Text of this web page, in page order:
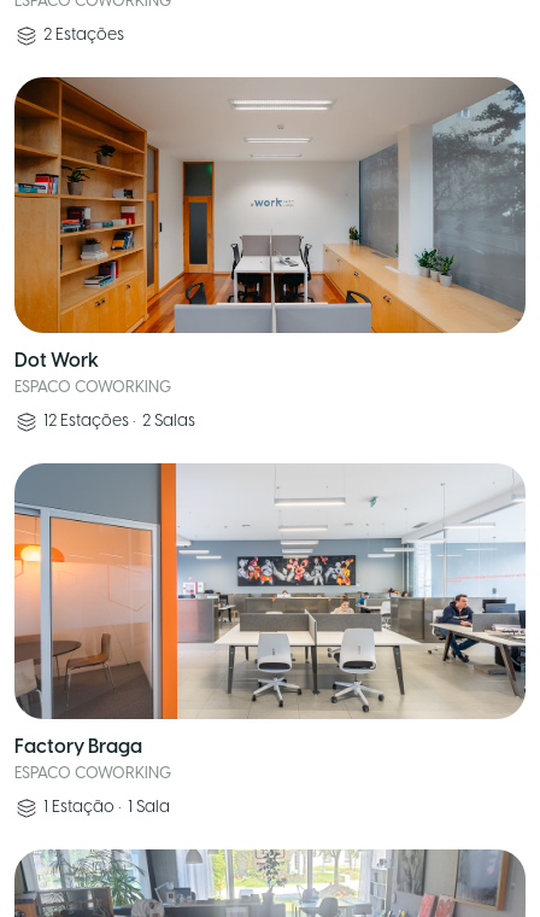
2 Estações
Dot Work
ESPACO COWORKING
12 Estações • 2 Salas
Factory Braga
ESPACO COWORKING
1 Estação • 1 Sala